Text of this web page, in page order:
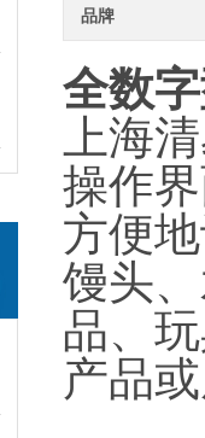
品牌
全数
上海
操作
方便
馒头
品、
产品